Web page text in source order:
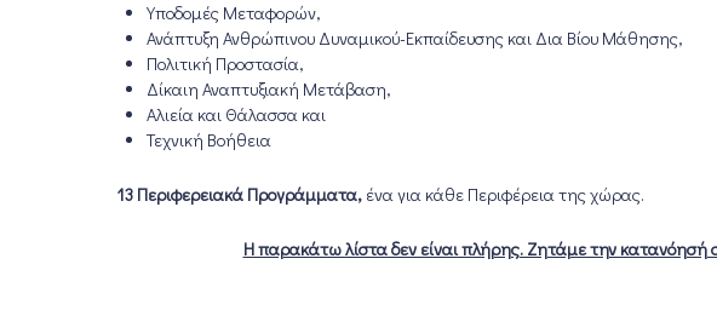
Υποδομές Μεταφορών,
Ανάπτυξη Ανθρώπινου Δυναμικού-Εκπαίδευσης και Δια Βίου Μάθησης,
Πολιτική Προστασία,
Δίκαιη Αναπτυξιακή Μετάβαση,
Αλιεία και Θάλασσα και
Τεχνική Βοήθεια
13 Περιφερειακά Προγράμματα, ένα για κάθε Περιφέρεια της χώρας.
Η παρακάτω λίστα δεν είναι πλήρης. Ζητάμε την κατανόησή